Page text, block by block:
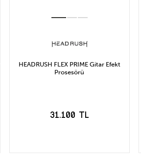
HEADRUSH FLEX PRIME Gitar Efekt
Prosesörü
31.100 TL